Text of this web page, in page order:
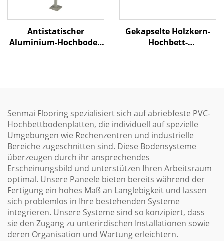
Antistatischer
Aluminium-Hochboden
Gekapselte Holzkern-
Hochbett-
Senmai Flooring spezialisiert sich auf abriebfeste PVC-
Hochbettbodenplatten, die individuell auf spezielle
Umgebungen wie Rechenzentren und industrielle
Bereiche zugeschnitten sind. Diese Bodensysteme
überzeugen durch ihr ansprechendes
Erscheinungsbild und unterstützen Ihren Arbeitsraum
optimal. Unsere Paneele bieten bereits während der
Fertigung ein hohes Maß an Langlebigkeit und lassen
sich problemlos in Ihre bestehenden Systeme
integrieren. Unsere Systeme sind so konzipiert, dass
sie den Zugang zu unterirdischen Installationen sowie
deren Organisation und Wartung erleichtern.